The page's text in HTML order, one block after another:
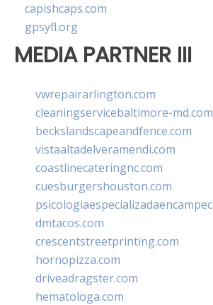
capishcaps.com
gpsyfl.org
MEDIA PARTNER III
vwrepairarlington.com
cleaningservicebaltimore-md.com
beckslandscapeandfence.com
vistaaltadelveramendi.com
coastlinecateringnc.com
cuesburgershouston.com
dmtacos.com
crescentstreetprinting.com
hornopizza.com
driveadragster.com
hematologa.com